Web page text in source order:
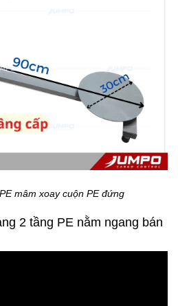
mâm xoay cuộn PE đứng
2 tầng PE nằm ngang bán